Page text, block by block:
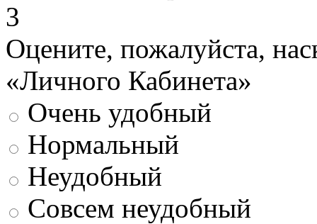
3
Оцените, пожалуйста,
«Личного Кабинета»
Очень удобный
Нормальный
Неудобный
Совсем неудобный